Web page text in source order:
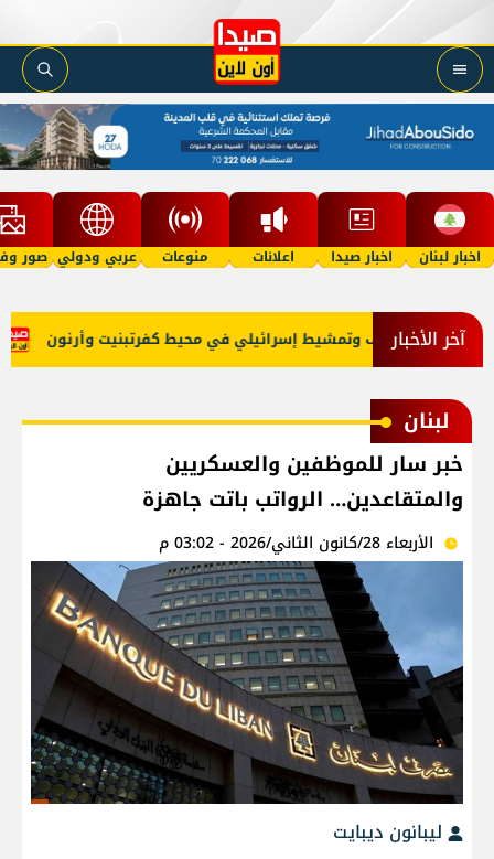
اخبار لبنان اخبار صيدا اعلانات منوعات عربي ودولي صور
آخر الأخبارقصف وتمشيط إسرائيلي في محيط كفرتبنيت وأرنون
لبنان
خبر سار للموظفين والعسكريين
والمتقاعدين… الرواتب باتت جاهزة
الأربعاء 28/كانون الثاني/2026 - 03:02 م
ليبانون ديبايت